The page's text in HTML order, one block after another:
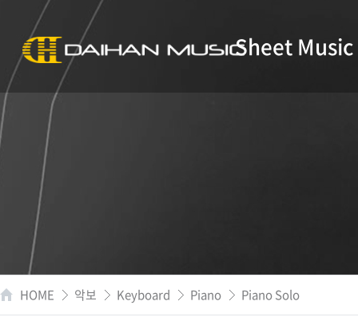
Sheet Music
HOME 악보 Keyboard Piano Piano Solo